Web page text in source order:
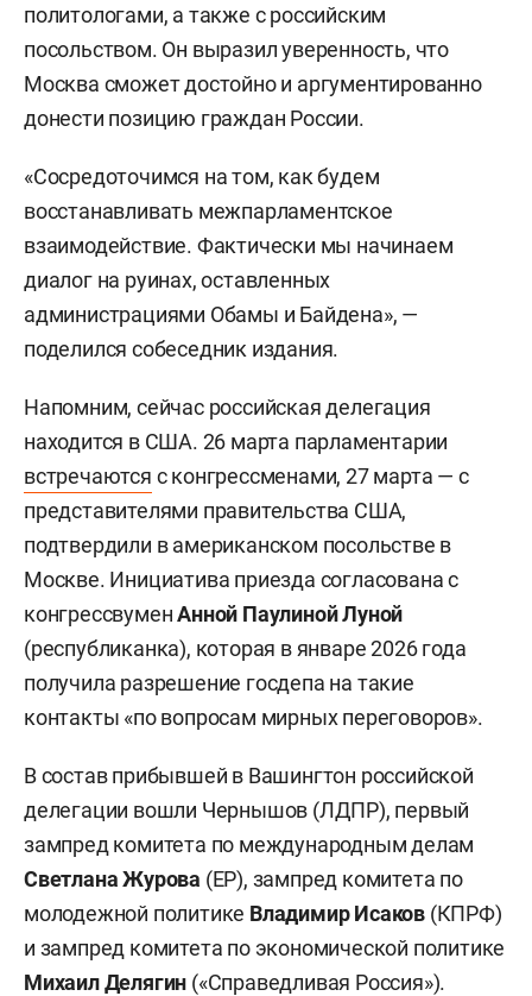
политологами, а также с российским
посольством. Он выразил уверенность, что
Москва сможет достойно и аргументированно
донести позицию граждан России.
«Сосредоточимся на том, как будем
восстанавливать межпарламентское
взаимодействие. Фактически мы начинаем
диалог на руинах, оставленных
администрациями Обамы и Байдена», —
поделился собеседник издания.
Напомним, сейчас российская делегация
находится в США. 26 марта парламентарии
встречаются с конгрессменами, 27 марта — с
представителями правительства США,
подтвердили в американском посольстве в
Москве. Инициатива приезда согласована с
конгрессвуменАнной Паулиной Луной
(республиканка), которая в январе 2026 года
получила разрешение госдепа на такие
контакты «по вопросам мирных переговоров».
В состав прибывшей в Вашингтон российской
делегации вошли Чернышов (ЛДПР), первый
зампред комитета по международным делам
Светлана Журова (ЕР), зампред комитета по
молодежной политике Владимир Исаков (КПРФ)
и зампред комитета по экономической политике
Михаил Делягин («Справедливая Россия»).